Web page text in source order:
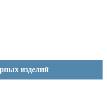
изделий